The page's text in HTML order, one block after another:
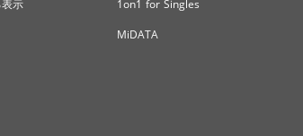
示
1on1 for Singles
MiDATA